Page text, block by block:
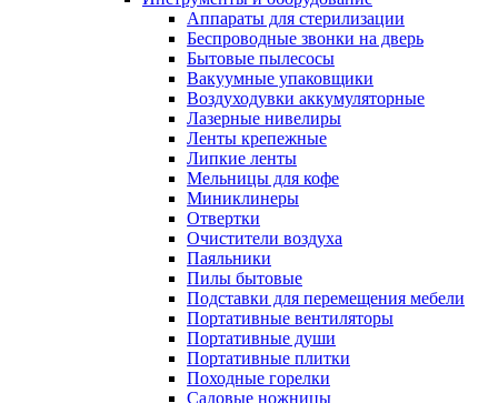
Аппараты для стерилизации
Беспроводные звонки на дверь
Бытовые пылесосы
Вакуумные упаковщики
Воздуходувки аккумуляторные
Лазерные нивелиры
Ленты крепежные
Липкие ленты
Мельницы для кофе
Миниклинеры
Отвертки
Очистители воздуха
Паяльники
Пилы бытовые
Подставки для перемещения мебели
Портативные вентиляторы
Портативные души
Портативные плитки
Походные горелки
Садовые ножницы